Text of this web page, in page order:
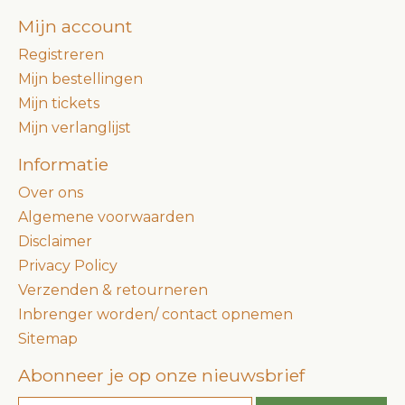
Mijn account
Registreren
Mijn bestellingen
Mijn tickets
Mijn verlanglijst
Informatie
Over ons
Algemene voorwaarden
Disclaimer
Privacy Policy
Verzenden & retourneren
Inbrenger worden/ contact opnemen
Sitemap
Abonneer je op onze nieuwsbrief